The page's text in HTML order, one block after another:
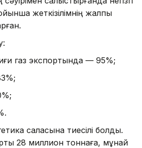
жеткізілімнің жалпы
газ экспортында — 95%;
саласына тиесілі болды.
28 миллион тоннаға, мұнай